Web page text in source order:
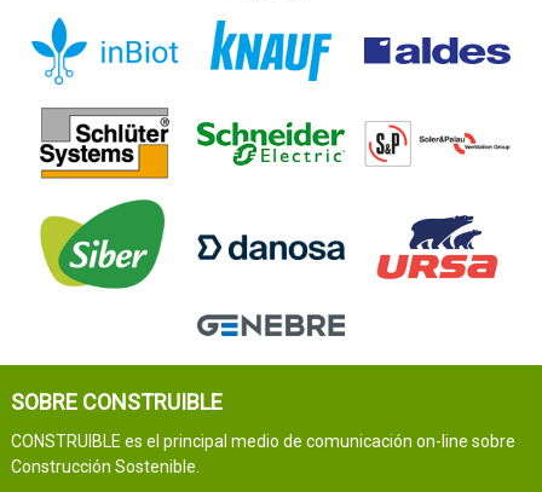
SOBRE CONSTRUIBLE
CONSTRUIBLE es el principal medio de comunicación on-line sobre
Construcción Sostenible.